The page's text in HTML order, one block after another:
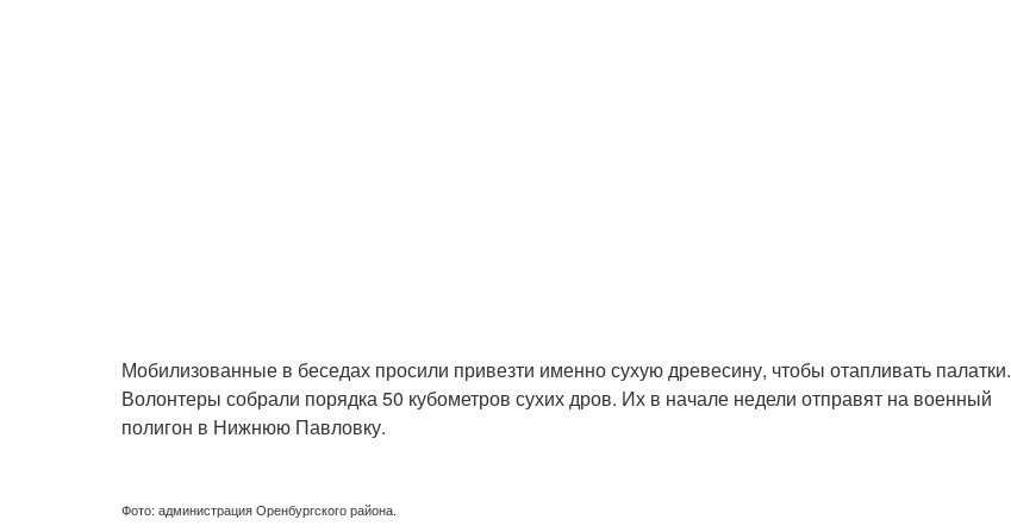
Мобилизованные в беседах просили привезти именно сухую древесину, чтобы отапливать палатки.
Волонтеры собрали порядка 50 кубометров сухих дров. Их в начале недели отправят на военный
полигон в Нижнюю Павловку.
Фото: администрация Оренбургского района.